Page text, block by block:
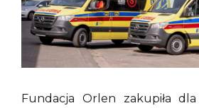
Fundacja Orlen zakupiła